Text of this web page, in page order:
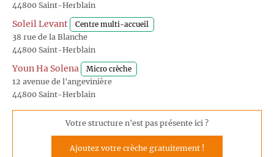
44800 Saint-Herblain
Soleil Levant Centre multi-accueil
38 rue de la Blanche
44800 Saint-Herblain
Youn Ha Solena Micro crèche
12 avenue de l'angevinière
44800 Saint-Herblain
Votre structure n'est pas présente ici ?
Ajoutez votre crèche gratuitement !